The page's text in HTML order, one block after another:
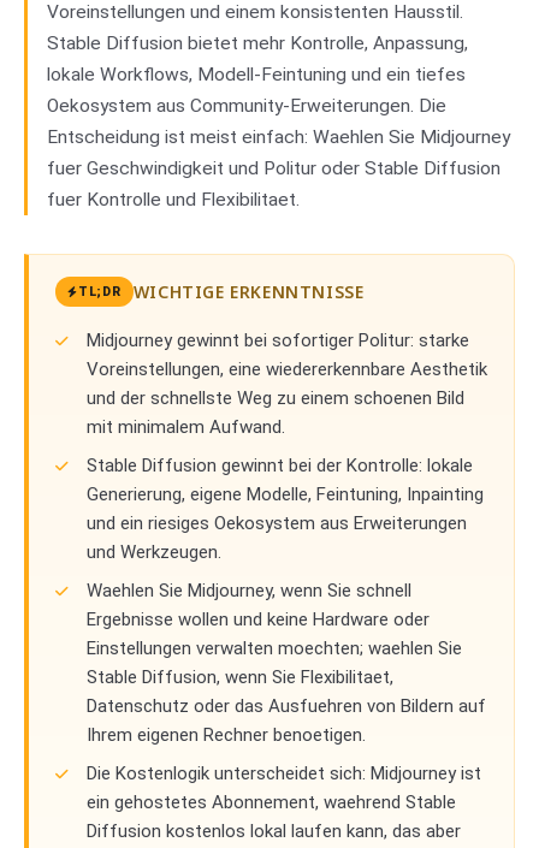
Voreinstellungen und einem konsistenten Hausstil.
Stable Diffusion bietet mehr Kontrolle, Anpassung,
lokale Workflows, Modell-Feintuning und ein tiefes
Oekosystem aus Community-Erweiterungen. Die
Entscheidung ist meist einfach: Waehlen Sie Midjourney
fuer Geschwindigkeit und Politur oder Stable Diffusion
fuer Kontrolle und Flexibilitaet.
TL;DR WICHTIGE ERKENNTNISSE
Midjourney gewinnt bei sofortiger Politur: starke
Voreinstellungen, eine wiedererkennbare Aesthetik
und der schnellste Weg zu einem schoenen Bild
mit minimalem Aufwand.
Stable Diffusion gewinnt bei der Kontrolle: lokale
Generierung, eigene Modelle, Feintuning, Inpainting
und ein riesiges Oekosystem aus Erweiterungen
und Werkzeugen.
Waehlen Sie Midjourney, wenn Sie schnell
Ergebnisse wollen und keine Hardware oder
Einstellungen verwalten moechten; waehlen Sie
Stable Diffusion, wenn Sie Flexibilitaet,
Datenschutz oder das Ausfuehren von Bildern auf
Ihrem eigenen Rechner benoetigen.
Die Kostenlogik unterscheidet sich: Midjourney ist
ein gehostetes Abonnement, waehrend Stable
Diffusion kostenlos lokal laufen kann, das aber